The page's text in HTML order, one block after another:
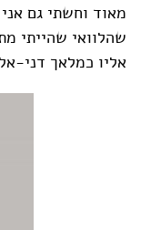
מאוד וחשתי גם
שהלוואי שהייתי
אליו כמלאך דני-